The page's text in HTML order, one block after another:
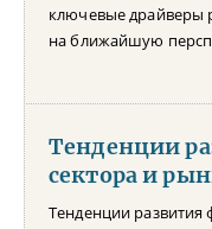
ключевые драйверы
на ближайшую
Тенденции
сектора и
Тенденции развития